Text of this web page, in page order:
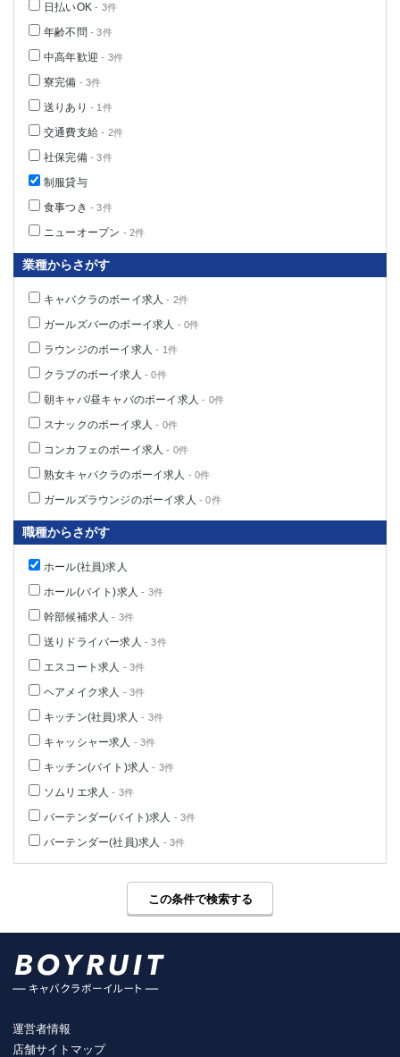
日払いOK - 3件
年齢不問 - 3件
中高年歓迎 - 3件
寮完備 - 3件
送りあり - 1件
交通費支給 - 2件
社保完備- 3件
制服貸与
食事つき - 3件
ニューオープン - 2件
業種からさがす
キャバクラのボーイ求人 - 2件
ガールズバーのボーイ求人 - 0件
ラウンジのボーイ求人 - 1件
クラブのボーイ求人 - 0件
朝キャバ/昼キャバのボーイ求人 - 0件
スナックのボーイ求人 - 0件
コンカフェのボーイ求人 - 0件
熟女キャバクラのボーイ求人 - 0件
ガールズラウンジのボーイ求人 - 0件
職種からさがす
ホール(社員)求人
ホール(バイト)求人 - 3件
幹部候補求人 - 3件
送りドライバー求人 - 3件
エスコート求人 - 3件
ヘアメイク求人 - 3件
キッチン(社員)求人 - 3件
キャッシャー求人 - 3件
キッチン(バイト)求人 - 3件
ソムリエ求人 - 3件
バーテンダー(バイト)求人 - 3件
バーテンダー(社員)求人 - 3件
この条件で検索する
運営者情報
店舗サイトマップ